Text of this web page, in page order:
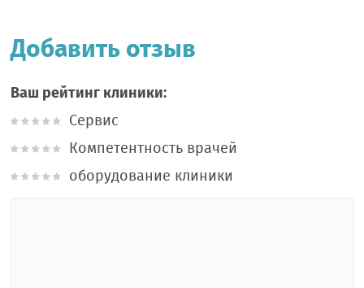
Добавить отзыв
Ваш рейтинг клиники:
Сервис
Компетентность врачей
оборудование клиники